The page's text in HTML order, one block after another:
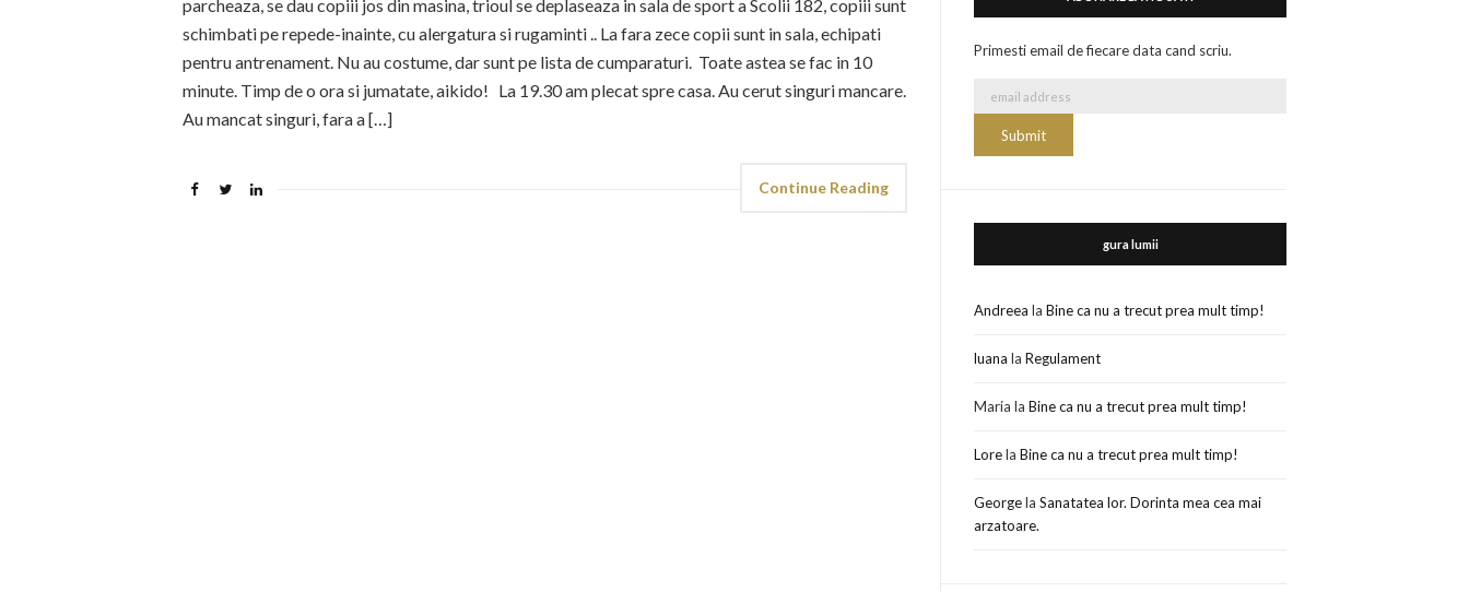
parcheaza, se dau copiii jos din masina, trioul se deplaseaza in sala de sport a Scolii 182, copiii sunt
schimbati pe repede-inainte, cu alergatura si rugaminti .. La fara zece copii sunt in sala, echipati
pentru antrenament. Nu au costume, dar sunt pe lista de cumparaturi. Toate astea se fac in 10
minute. Timp de o ora si jumatate, aikido! La 19.30 am plecat spre casa. Au cerut singuri mancare.
Au mancat singuri, fara a […]
Continue Reading
Primesti email de fiecare data cand scriu.
gura lumii
Andreea laBine ca nu a trecut prea mult timp!
luana laRegulament
Maria laBine ca nu a trecut prea mult timp!
LorelaBine ca nu a trecut prea mult timp!
GeorgelaSanatatea lor. Dorinta mea cea mai
arzatoare.